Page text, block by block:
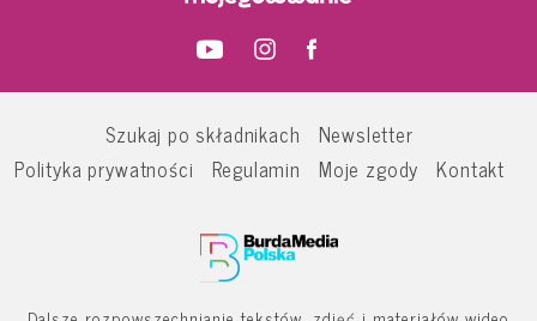
Szukaj po składnikach
Newsletter
Polityka prywatności
Regulamin Moje zgody Kontakt